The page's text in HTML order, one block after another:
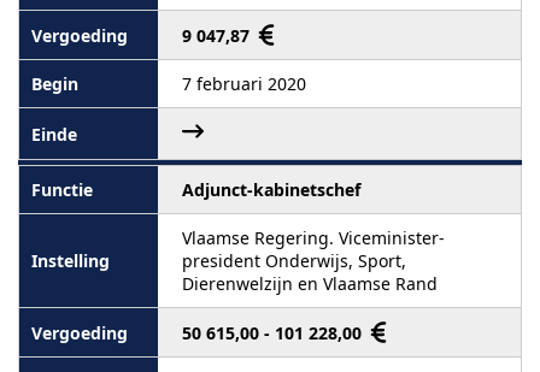
9 047,87
7 februari 2020
Adjunct-kabinetschef
Vlaamse Regering. Viceminister-
president Onderwijs, Sport,
Dierenwelzijn en Vlaamse Rand
50 615,00 - 101 228,00